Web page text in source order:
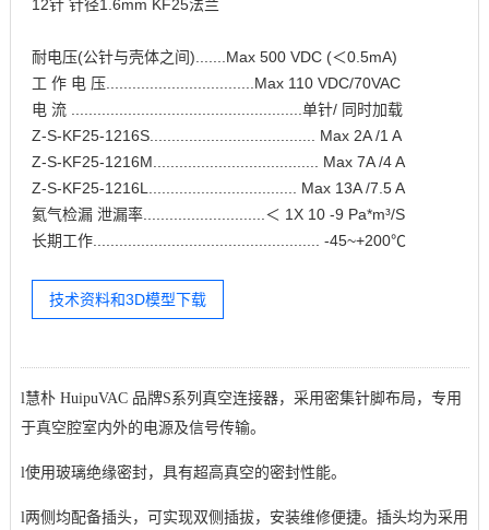
12针 针径1.6mm KF25法兰
耐电压(公针与壳体之间).......Max 500 VDC (＜0.5mA)
工 作 电 压..................................Max 110 VDC/70VAC
电 流 .....................................................单针/ 同时加载
Z-S-KF25-1216S...................................... Max 2A /1 A
Z-S-KF25-1216M...................................... Max 7A /4 A
Z-S-KF25-1216L.................................. Max 13A /7.5 A
氦气检漏 泄漏率............................＜ 1X 10 -9 Pa*m³/S
长期工作.................................................... -45~+200℃
技术资料和3D模型下载
l慧朴 HuipuVAC 品牌S系列真空连接器， 采用密集针脚布局，专用
于真空腔室内外的电源及信号传输。
l使用玻璃绝缘密封，具有超高真空的密封性能。
l两侧均配备插头，可实现双侧插拔，安装维修便捷。插头均为采用